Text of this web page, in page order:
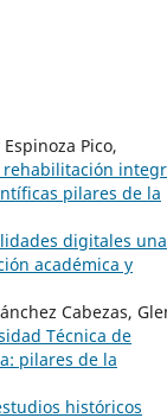
Pico,
rehabilitación
pilares de la
digitales una
académica y
Cabezas,
Técnica de
pilares de la
históricos